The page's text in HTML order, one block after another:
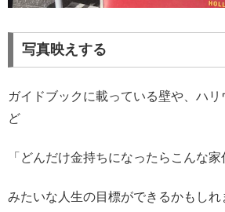
写真映えする
ガイドブックに載っている壁や、ハ
ど
「どんだけ金持ちになったらこんな家
みたいな人生の目標ができるかもしれ